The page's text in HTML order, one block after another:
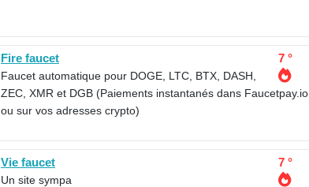
Fire faucet 7 °
Faucet automatique pour DOGE, LTC, BTX, DASH,
ZEC, XMR et DGB (Paiements instantanés dans Faucetpay.io
ou sur vos adresses crypto)
Vie faucet 7 °
Un site sympa